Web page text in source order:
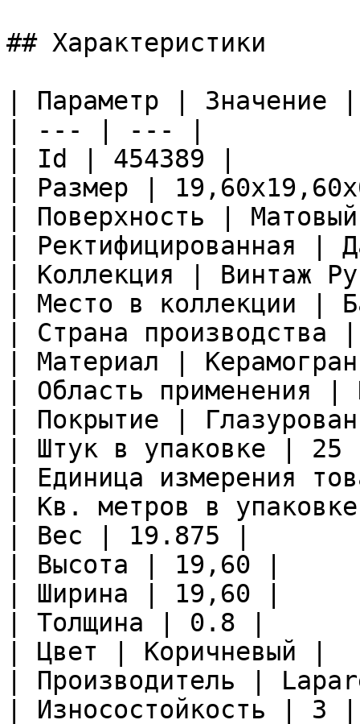
## Характеристики
| Параметр | Значение |
| --- | --- |
| Id | 454389 |
| Размер |
| Поверхность |
| Ректифицированная |
| Коллекция | Винтаж
| Место в коллекции |
| Страна
| Материал |
| Область применения
| Покрытие |
| Штук в упаковке |
| Единица измерения
| Кв. метров в
| Вес | 19.875 |
| Высота | 19,60 |
| Ширина | 19,60 |
| Толщина | 0.8 |
| Цвет | Коричневый |
| Производитель |
| Износостойкость | 3 |